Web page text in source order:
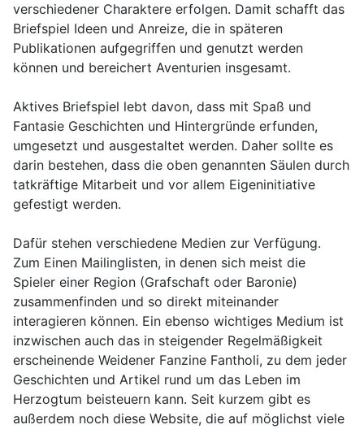
verschiedener Charaktere erfolgen. Damit schafft das
Briefspiel Ideen und Anreize, die in späteren
Publikationen aufgegriffen und genutzt werden
können und bereichert Aventurien insgesamt.
Aktives Briefspiel lebt davon, dass mit Spaß und
Fantasie Geschichten und Hintergründe erfunden,
umgesetzt und ausgestaltet werden. Daher sollte es
darin bestehen, dass die oben genannten Säulen durch
tatkräftige Mitarbeit und vor allem Eigeninitiative
gefestigt werden.
Dafür stehen verschiedene Medien zur Verfügung.
Zum Einen Mailinglisten, in denen sich meist die
Spieler einer Region (Grafschaft oder Baronie)
zusammenfinden und so direkt miteinander
interagieren können. Ein ebenso wichtiges Medium ist
inzwischen auch das in steigender Regelmäßigkeit
erscheinende Weidener Fanzine Fantholi, zu dem jeder
Geschichten und Artikel rund um das Leben im
Herzogtum beisteuern kann. Seit kurzem gibt es
außerdem noch diese Website, die auf möglichst viele